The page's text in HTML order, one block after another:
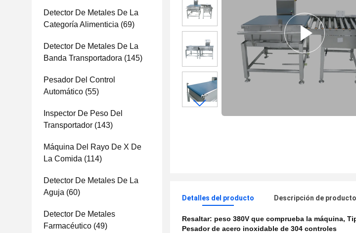
Detector De Metales De La
Categoría Alimenticia (69)
Detector De Metales De La
Banda Transportadora (145)
Pesador Del Control
Automático (55)
Inspector De Peso Del
Transportador (143)
Máquina Del Rayo De X De
La Comida (114)
Detector De Metales De La
Aguja (60)
Detector De Metales
Farmacéutico (49)
Detalles del producto Descripción de producto
Resaltar: peso 380V que comprueba la máquina,
Pesador de acero inoxidable de 304 controles